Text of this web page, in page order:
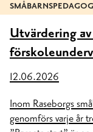
Utvärdering
12.06.2026
Inom Raseborgs
genomförs varje år